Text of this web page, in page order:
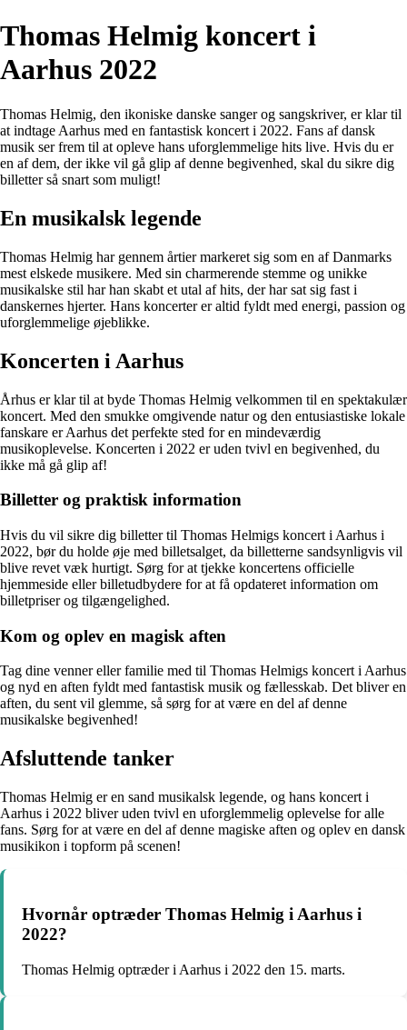
Thomas Helmig koncert i
Aarhus 2022
Thomas Helmig, den ikoniske danske sanger og sangskriver, er klar til
at indtage Aarhus med en fantastisk koncert i 2022. Fans af dansk
musik ser frem til at opleve hans uforglemmelige hits live. Hvis du er
en af dem, der ikke vil gå glip af denne begivenhed, skal du sikre dig
billetter så snart som muligt!
En musikalsk legende
Thomas Helmig har gennem årtier markeret sig som en af Danmarks
mest elskede musikere. Med sin charmerende stemme og unikke
musikalske stil har han skabt et utal af hits, der har sat sig fast i
danskernes hjerter. Hans koncerter er altid fyldt med energi, passion og
uforglemmelige øjeblikke.
Koncerten i Aarhus
Århus er klar til at byde Thomas Helmig velkommen til en spektakulær
koncert. Med den smukke omgivende natur og den entusiastiske lokale
fanskare er Aarhus det perfekte sted for en mindeværdig
musikoplevelse. Koncerten i 2022 er uden tvivl en begivenhed, du
ikke må gå glip af!
Billetter og praktisk information
Hvis du vil sikre dig billetter til Thomas Helmigs koncert i Aarhus i
2022, bør du holde øje med billetsalget, da billetterne sandsynligvis vil
blive revet væk hurtigt. Sørg for at tjekke koncertens officielle
hjemmeside eller billetudbydere for at få opdateret information om
billetpriser og tilgængelighed.
Kom og oplev en magisk aften
Tag dine venner eller familie med til Thomas Helmigs koncert i Aarhus
og nyd en aften fyldt med fantastisk musik og fællesskab. Det bliver en
aften, du sent vil glemme, så sørg for at være en del af denne
musikalske begivenhed!
Afsluttende tanker
Thomas Helmig er en sand musikalsk legende, og hans koncert i
Aarhus i 2022 bliver uden tvivl en uforglemmelig oplevelse for alle
fans. Sørg for at være en del af denne magiske aften og oplev en dansk
musikikon i topform på scenen!
Hvornår optræder Thomas Helmig i Aarhus i
2022?
Thomas Helmig optræder i Aarhus i 2022 den 15. marts.